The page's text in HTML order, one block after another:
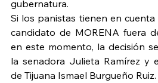
gubernatura.
Si los panistas tienen en cuenta
candidato de MORENA fuera
en este momento, la decisión
la senadora Julieta Ramírez y
de Tijuana Ismael Burgueño Ruiz.